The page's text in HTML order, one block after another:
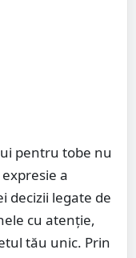
pentru tobe nu
a
decizii legate de
cu atenție,
tău unic. Prin